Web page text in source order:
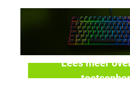
Lees meer